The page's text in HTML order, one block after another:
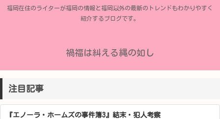
福岡在住のライターが福岡の情報と福岡以外の最新のトレンドもわかりやすく
紹介するブログです。
禍福は糾える縄の如し
注目記事
『エノーラ・ホームズの事件簿3』結末・犯人考察